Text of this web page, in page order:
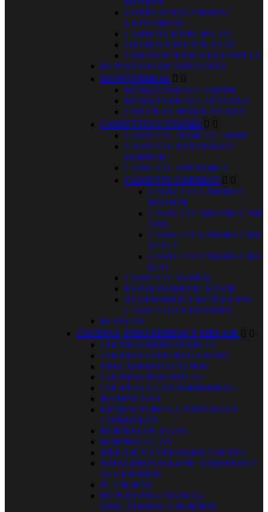
CORREDERA CARBEST
UNIVESRSAL
CARBEST ESPECIFICAS
OJO BUEY POLYPLASTIC
CORTAVIENTOS VENTANILLA
REPUESTOS DE VENTANAS
MOSQUITERAS  
MOSQUITERAS CAMPER
MOSQUITERAS CARAVANA
CORTINAS MOSQUITERAS.
CASSETTES Y STORES  
CASSETTE DOMETIC DB1R
CASSETTE RASTROLLO
DOMETIC
CASSETTE DIM DOBLE
CASSETTE CARBEST  
CASSETTE CARBEST
MOTION
CASSETTE ABATIBLE RW
VAN
CASSETTE CARBEST RW
STYLE
CASSETTE CARBEST RW
ECO
CASSETTE VARIOS
ESTOR DOMETIC S7P-PB
ACCESORIOS Y REPUESTOS
CASSETTES Y ESTORES
REJILLAS
COCINAS, FREGADEROS Y MENAJE  
COCINAS EMPOTRABLES
COCINAS CON FREGADERO
FREGADEROS O SENOS
COCINAS PORTATILES
COCINAS A GAS SOBREMESA
BARBACOAS
EXTRACTORES, CAMPANAS Y
CHIMENEAS
HORNILLOS A GAS
HORNOS A GAS
MENAJE Y UTENSILIOS COCINA
PAELLEROS FOGONE SARTENES Y
ACCESORIOS
PLANCHAS
REPUESTOS COCINAS,
FREGADEROS Y HORNOS